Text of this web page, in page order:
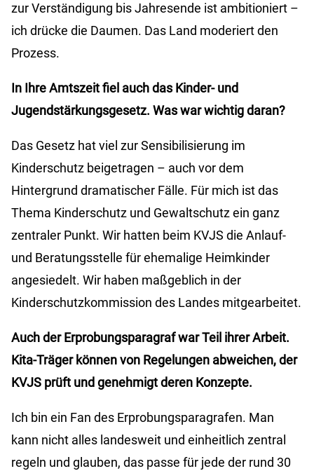
zur Verständigung bis Jahresende ist ambitioniert –
ich drücke die Daumen. Das Land moderiert den
Prozess.
In Ihre Amtszeit fiel auch das Kinder- und
Jugendstärkungsgesetz. Was war wichtig daran?
Das Gesetz hat viel zur Sensibilisierung im
Kinderschutz beigetragen – auch vor dem
Hintergrund dramatischer Fälle. Für mich ist das
Thema Kinderschutz und Gewaltschutz ein ganz
zentraler Punkt. Wir hatten beim KVJS die Anlauf-
und Beratungsstelle für ehemalige Heimkinder
angesiedelt. Wir haben maßgeblich in der
Kinderschutzkommission des Landes mitgearbeitet.
Auch der Erprobungsparagraf war Teil ihrer Arbeit.
Kita-Träger können von Regelungen abweichen, der
KVJS prüft und genehmigt deren Konzepte.
Ich bin ein Fan des Erprobungsparagrafen. Man
kann nicht alles landesweit und einheitlich zentral
regeln und glauben, das passe für jede der rund 30